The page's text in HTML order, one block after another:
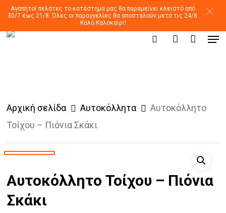
Αγαπητοί πελάτες το κατάστημα μας θα παραμείνει κλειστό από
30/7 έως 21/8. Όλες οι παραγγελίες θα αποσταλούν μετά τις 24/8.
Καλό Καλοκαίρι!
Skip
mainProducts
search account
Αρχική σελίδα Αυτοκόλλητα
Αυτοκόλλητο
Τοίχου – Πιόνια Σκάκι
Αυτοκόλλητο Τοίχου – Πιόνια
Σκάκι